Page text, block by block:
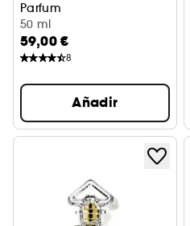
Parfum
Perfume mixto
50 ml
59,00 €
8
Añadir